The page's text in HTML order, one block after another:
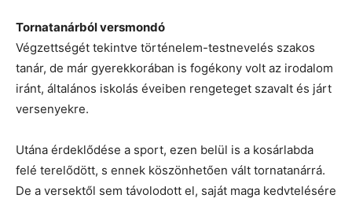
Tornatanárból versmondó
Végzettségét tekintve történelem-testnevelés szakos
tanár, de már gyerekkorában is fogékony volt az irodalom
iránt, általános iskolás éveiben rengeteget szavalt és járt
versenyekre.
Utána érdeklődése a sport, ezen belül is a kosárlabda
felé terelődött, s ennek köszönhetően vált tornatanárrá.
De a versektől sem távolodott el, saját maga kedvtelésére